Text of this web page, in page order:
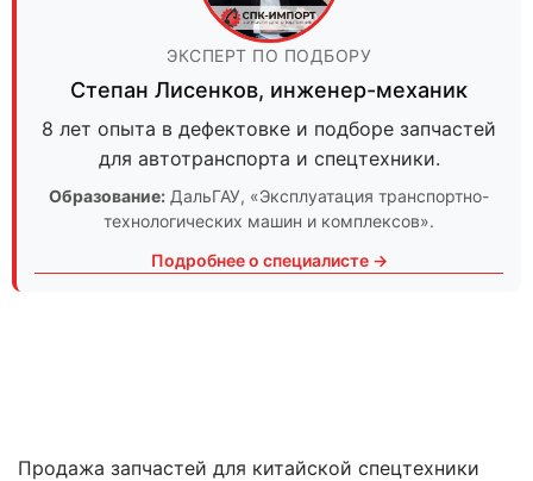
ЭКСПЕРТ ПО ПОДБОРУ
Степан Лисенков, инженер-механик
8 лет опыта в дефектовке и подборе запчастей
для автотранспорта и спецтехники.
Образование: ДальГАУ, «Эксплуатация транспортно-
технологических машин и комплексов».
Подробнее о специалисте →
Продажа запчастей для китайской спецтехники